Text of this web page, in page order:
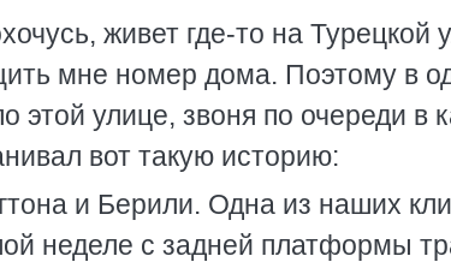
живет где-то на Турецкой
мне номер дома. Поэтому в
этой улице, звоня по очереди в
вот такую историю:
и Берили. Одна из наших
неделе с задней платформы